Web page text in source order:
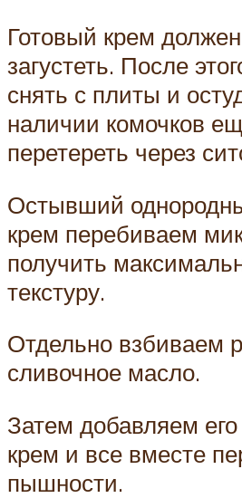
Готовый крем
загустеть. После
снять с плиты и
наличии комочков
перетереть через
Остывший
крем перебиваем
получить
текстуру.
Отдельно взбиваем
сливочное масло.
Затем добавляем
крем и все вместе
пышности.